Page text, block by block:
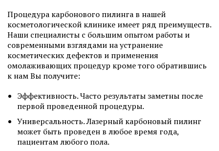
Процедура карбонового пилинга в нашей
косметологической клинике имеет ряд преимуществ.
Наши специалисты с большим опытом работы и
современными взглядами на устранение
косметических дефектов и применения
омолаживающих процедур кроме того обратившись
к нам Вы получите:
Эффективность. Часто результаты заметны после
первой проведенной процедуры.
Универсальность. Лазерный карбоновый пилинг
может быть проведен в любое время года,
пациентам любого пола.